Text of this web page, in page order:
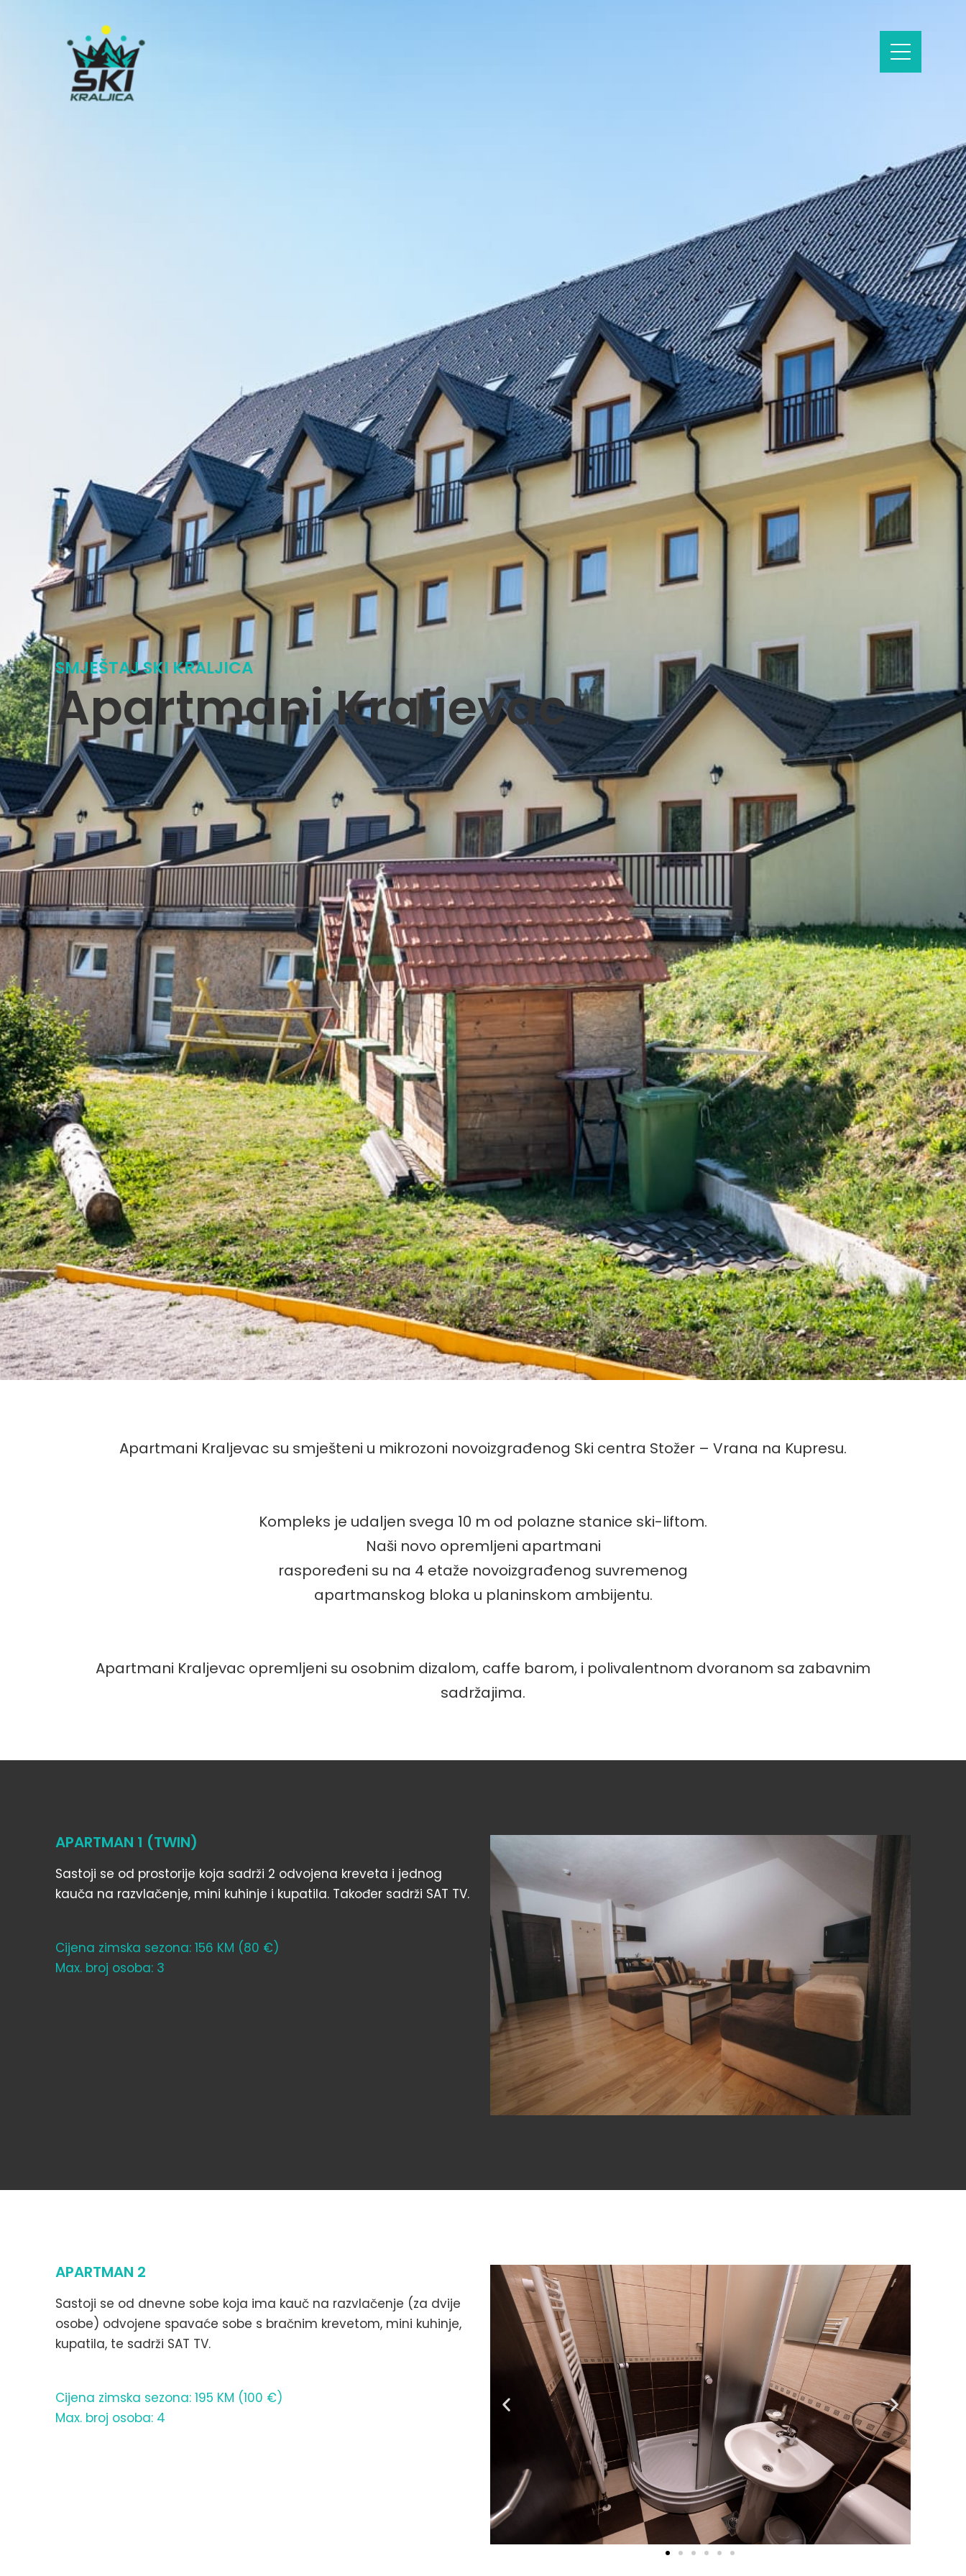
SMJEŠTAJ SKI KRALJICA
Apartmani Kraljevac
Apartmani Kraljevac su smješteni u mikrozoni novoizgrađenog Ski centra Stožer – Vrana na Kupresu.
Kompleks je udaljen svega 10 m od polazne stanice ski-liftom.
Naši novo opremljeni apartmani
raspoređeni su na 4 etaže novoizgrađenog suvremenog
apartmanskog bloka u planinskom ambijentu.
Apartmani Kraljevac opremljeni su osobnim dizalom, caffe barom, i polivalentnom dvoranom sa zabavnim
sadržajima.
APARTMAN 1 (TWIN)
Sastoji se od prostorije koja sadrži 2 odvojena kreveta i jednog
kauča na razvlačenje, mini kuhinje i kupatila. Također sadrži SAT TV.
Cijena zimska sezona: 156 KM (80 €)
Max. broj osoba: 3
APARTMAN 2
Sastoji se od dnevne sobe koja ima kauč na razvlačenje (za dvije
osobe) odvojene spavaće sobe s bračnim krevetom, mini kuhinje,
kupatila, te sadrži SAT TV.
Cijena zimska sezona: 195 KM (100 €)
Max. broj osoba: 4